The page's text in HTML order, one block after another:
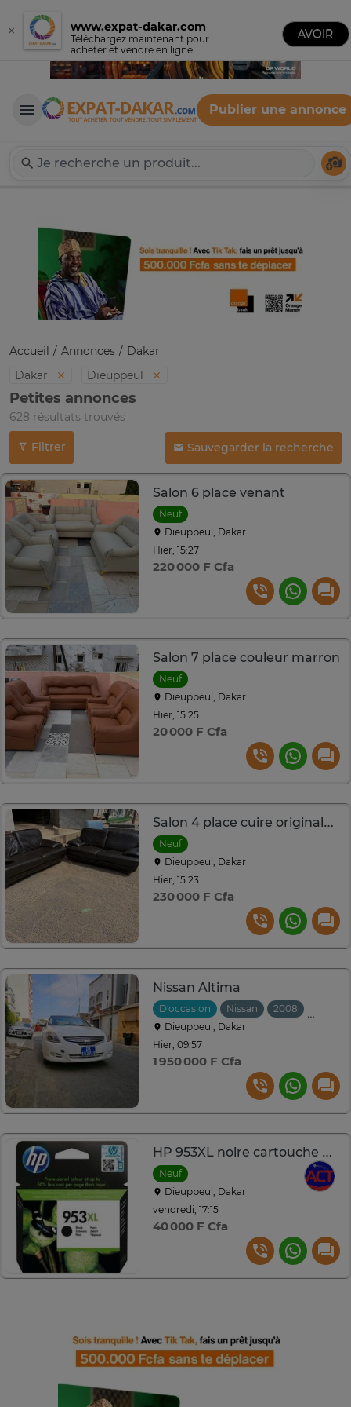
Expat-Dakar
Publier une annonce
Accueil Annonces
Dakar
Dakar
Dieuppeul
Petites annonces
628 résultats trouvés
Filtrer Sauvegarder la recherche
Salon 6 place venant
Neuf
Dieuppeul, Dakar
Hier, 15:27
220 000 F Cfa
Salon 7 place couleur marron
Neuf
Dieuppeul, Dakar
Hier, 15:25
20 000 F Cfa
Salon 4 place cuire originale venant d allemangne
Neuf
Dieuppeul, Dakar
Hier, 15:23
230 000 F Cfa
Nissan Altima
D'occasion Nissan 2008
Dieuppeul, Dakar
Hier, 09:57
1 950 000 F Cfa
HP 953XL noire cartouche d’encre grande capacité – L0S70AE
Neuf
Dieuppeul, Dakar
vendredi, 17:15
40 000 F Cfa
×
Téléchargez maintenant pour
acheter et vendre en ligne
www.expat-dakar.com
AVOIR